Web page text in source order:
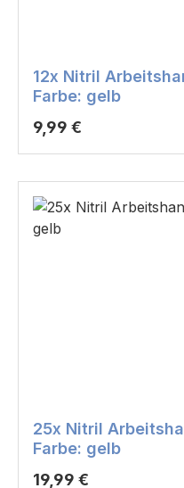
12x Nitril
Farbe: gelb
Regulärer Preis:
9,99 €
25x Nitril
Farbe: gelb
Regulärer Preis:
19,99 €